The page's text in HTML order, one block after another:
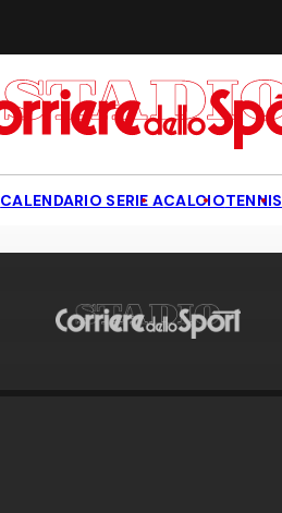
CALENDARIO SERIE ACALCIOTENNIS